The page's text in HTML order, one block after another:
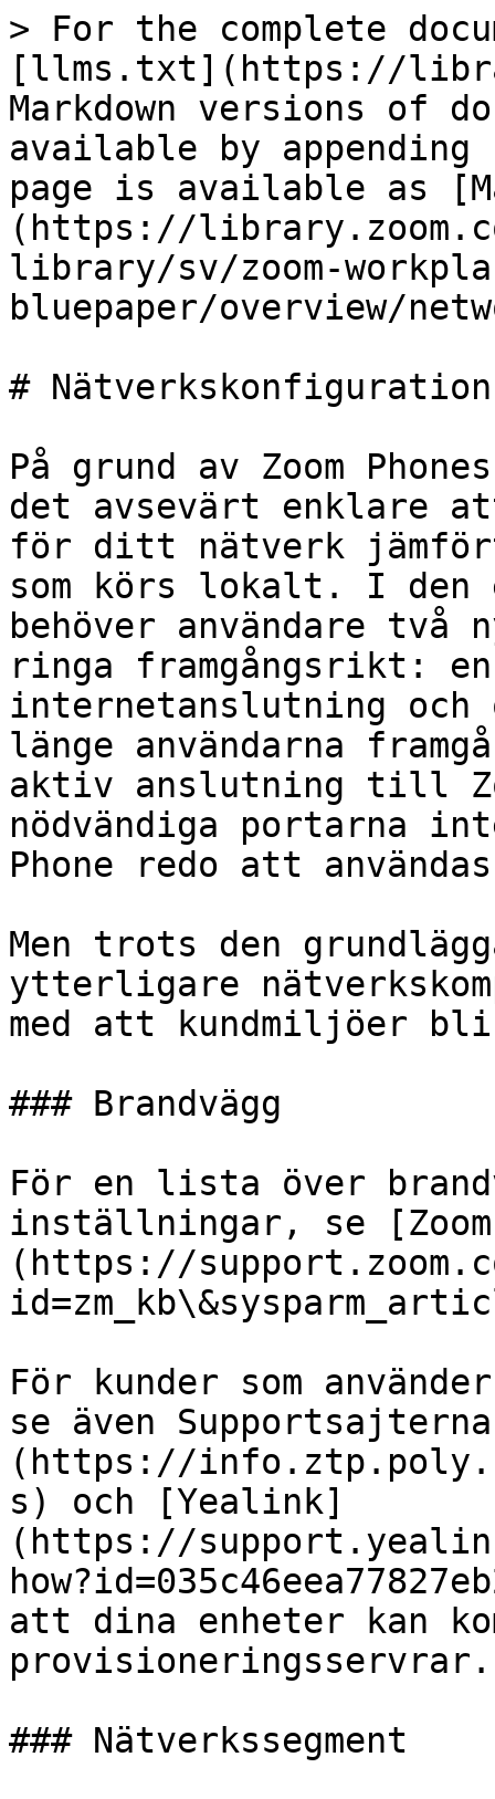
> For the complete
[llms.txt](https://
Markdown versions of
available by
page is available as
(https://
library/sv/zoom-
bluepaper/overview/
# Nätverkskonfiguration
På grund av Zoom
det avsevärt enklare
för ditt nätverk
som körs lokalt. I den
behöver användare
ringa framgångsrikt: en
internetanslutning och
länge användarna
aktiv anslutning till
nödvändiga portarna
Phone redo att
Men trots den
ytterligare
med att kundmiljöer
### Brandvägg
För en lista över
inställningar, se
(https://
För kunder som
se även
(https://
s) och [Yealink]
(https://
att dina enheter kan
provisioneringsservrar.
### Nätverkssegment